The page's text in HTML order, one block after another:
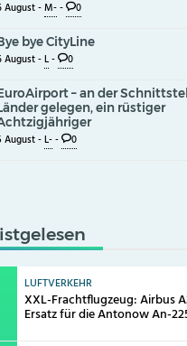
August -M-- 0
bye CityLine
August -L- 0
– an der
gelegen, ein rüstiger
August -L-- 0
LUFTVERKEHR
XXL-Frachtflugzeug: Airbus
Ersatz für die Antonow An-